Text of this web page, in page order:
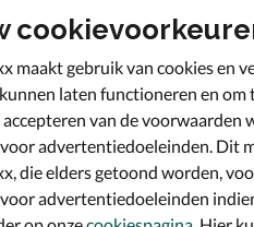
maakt gebruik van cookies en
laten functioneren en
van de voorwaarden
advertentiedoeleinden. Dit
die elders getoond worden,
advertentiedoeleinden